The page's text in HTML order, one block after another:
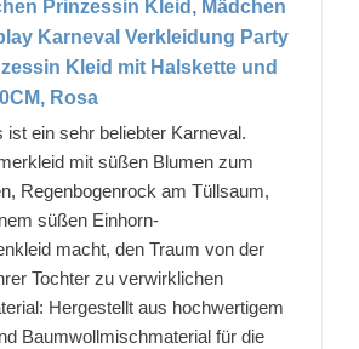
Prinzessin Kleid, Mädchen
Karneval Verkleidung Party
Kleid mit Halskette und
Rosa
ist ein sehr beliebter Karneval.
mit süßen Blumen zum
Regenbogenrock am Tüllsaum,
süßen Einhorn-
macht, den Traum von der
Tochter zu verwirklichen
Hergestellt aus hochwertigem
Baumwollmischmaterial für die